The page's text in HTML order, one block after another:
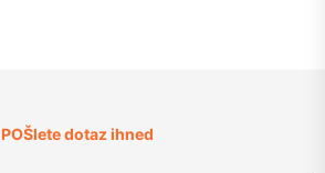
POŠlete dotaz ihned